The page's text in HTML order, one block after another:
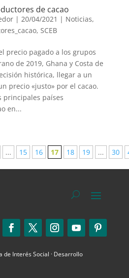
de cacao
| 20/04/2021 | Noticias,
, SCEB
precio pagado a los grupos
de 2019, Ghana y Costa de
histórica, llegar a un
precio «justo» por el cacao.
principales países
en...
... 15 16 17 18 19 ... 30
de Interés Social · Desarrollo